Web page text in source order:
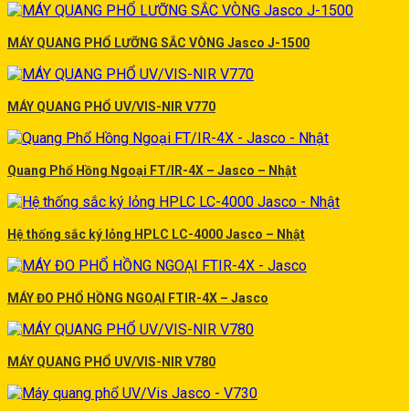
MÁY QUANG PHỔ LƯỠNG SẮC VÒNG Jasco J-1500
MÁY QUANG PHỔ UV/VIS-NIR V770
Quang Phổ Hồng Ngoại FT/IR-4X – Jasco – Nhật
Hệ thống sắc ký lỏng HPLC LC-4000 Jasco – Nhật
MÁY ĐO PHỔ HỒNG NGOẠI FTIR-4X – Jasco
MÁY QUANG PHỔ UV/VIS-NIR V780